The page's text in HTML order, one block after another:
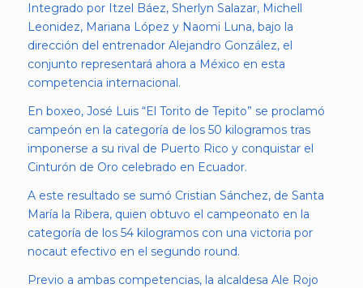
Integrado por Itzel Báez, Sherlyn Salazar, Michell
Leonidez, Mariana López y Naomi Luna, bajo la
dirección del entrenador Alejandro González, el
conjunto representará ahora a México en esta
competencia internacional.
En boxeo, José Luis “El Torito de Tepito” se proclamó
campeón en la categoría de los 50 kilogramos tras
imponerse a su rival de Puerto Rico y conquistar el
Cinturón de Oro celebrado en Ecuador.
A este resultado se sumó Cristian Sánchez, de Santa
María la Ribera, quien obtuvo el campeonato en la
categoría de los 54 kilogramos con una victoria por
nocaut efectivo en el segundo round.
Previo a ambas competencias, la alcaldesa Ale Rojo